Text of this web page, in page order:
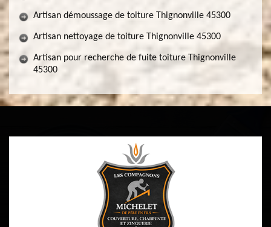
Artisan démoussage de toiture Thignonville 45300
Artisan nettoyage de toiture Thignonville 45300
Artisan pour recherche de fuite toiture Thignonville
45300